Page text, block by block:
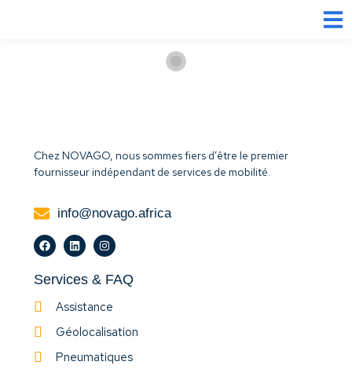
Chez NOVAGO, nous sommes fiers d’être le premier
fournisseur indépendant de services de mobilité.
info@novago.africa
Services & FAQ
Assistance
Géolocalisation
Pneumatiques